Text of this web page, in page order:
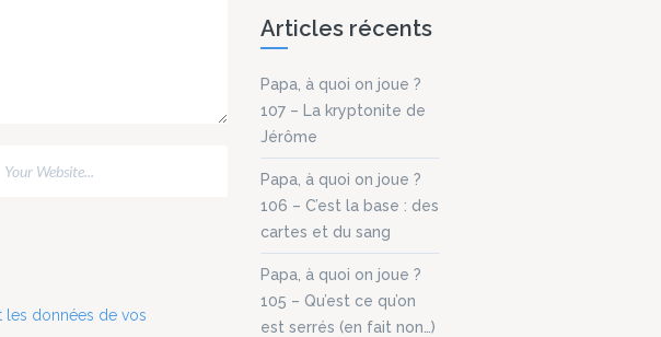
les données de vos
Articles récents
Papa, à quoi on joue ?
107 – La kryptonite de
Jérôme
Papa, à quoi on joue ?
106 – C’est la base : des
cartes et du sang
Papa, à quoi on joue ?
105 – Qu’est ce qu’on
est serrés (en fait non…)